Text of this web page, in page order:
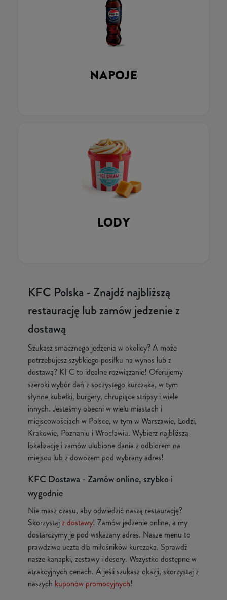
NAPOJE
LODY
KFC Polska - Znajdź najbliższą
restaurację lub zamów jedzenie z
dostawą
Szukasz smacznego jedzenia w okolicy? A może
potrzebujesz szybkiego posiłku na wynos lub z
dostawą? KFC to idealne rozwiązanie! Oferujemy
szeroki wybór dań z soczystego kurczaka, w tym
słynne kubełki, burgery, chrupiące stripsy i wiele
innych. Jesteśmy obecni w wielu miastach i
miejscowościach w Polsce, w tym w Warszawie, Łodzi,
Krakowie, Poznaniu i Wrocławiu. Wybierz najbliższą
lokalizację i zamów ulubione dania z odbiorem na
miejscu lub z dowozem pod wybrany adres!
KFC Dostawa - Zamów online, szybko i
wygodnie
Nie masz czasu, aby odwiedzić naszą restaurację?
Skorzystajz dostawy! Zamów jedzenie online, a my
dostarczymy je pod wskazany adres. Nasze menu to
prawdziwa uczta dla miłośników kurczaka. Sprawdź
nasze kanapki, zestawy i desery. Wszystko dostępne w
atrakcyjnych cenach. A jeśli szukasz okazji, skorzystaj z
naszych kuponów promocyjnych!